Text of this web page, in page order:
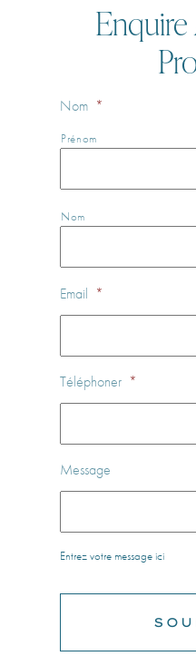
Nom *
Prénom
Nom
Email *
Téléphoner *
Message
Entrez votre message ici